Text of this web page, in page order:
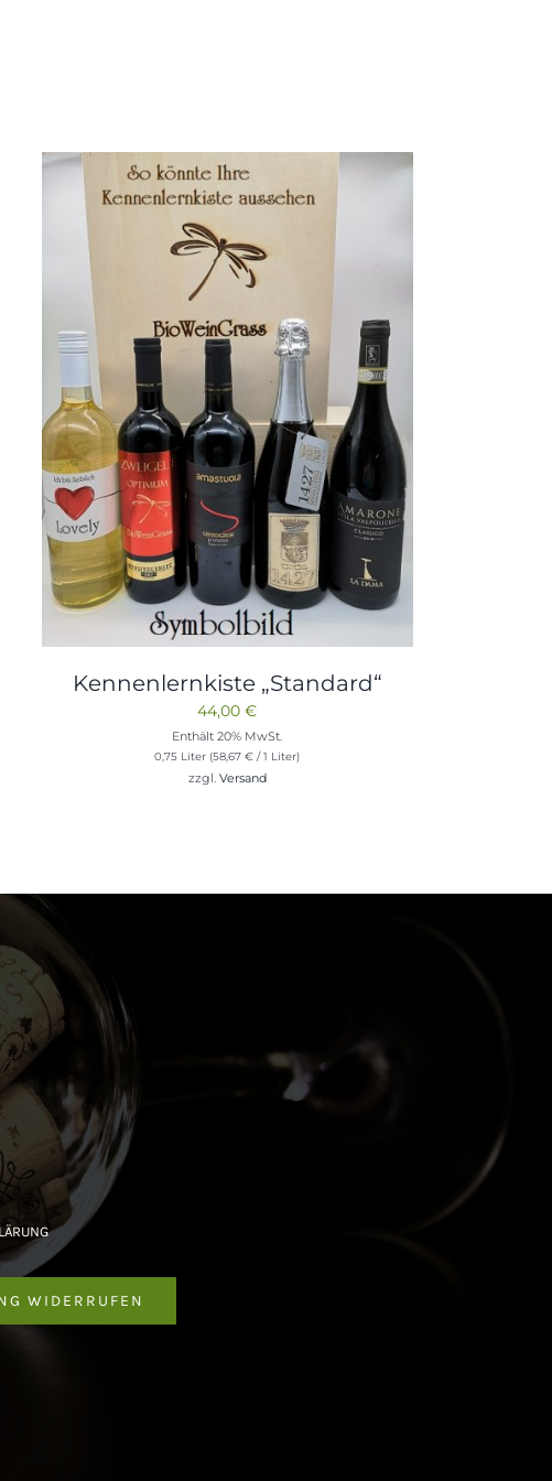
Kennenlernkiste „Standard“
44,00€
Enthält 20% MwSt.
0,75 Liter (58,67€ / 1 Liter)
zzgl. Versand
WIDERRUFEN